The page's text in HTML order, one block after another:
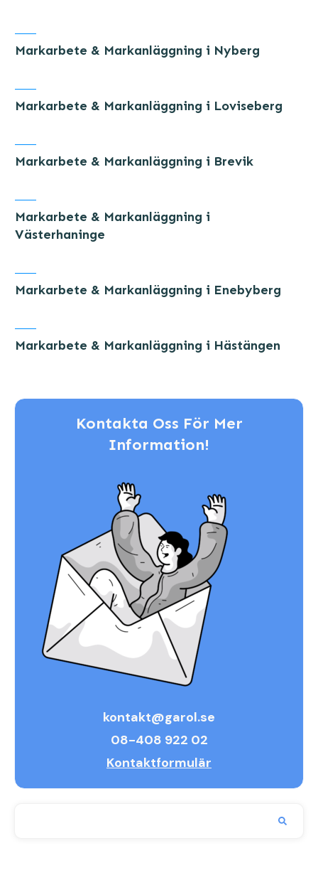
Markarbete & Markanläggning i Nyberg
Markarbete & Markanläggning i Loviseberg
Markarbete & Markanläggning i Brevik
Markarbete & Markanläggning i
Västerhaninge
Markarbete & Markanläggning i Enebyberg
Markarbete & Markanläggning i Hästängen
Kontakta Oss För Mer
Information!
kontakt@garol.se
08-408 922 02
Kontaktformulär